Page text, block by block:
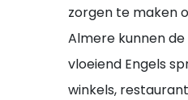
zorgen te maken
Almere kunnen
vloeiend Engels
winkels,